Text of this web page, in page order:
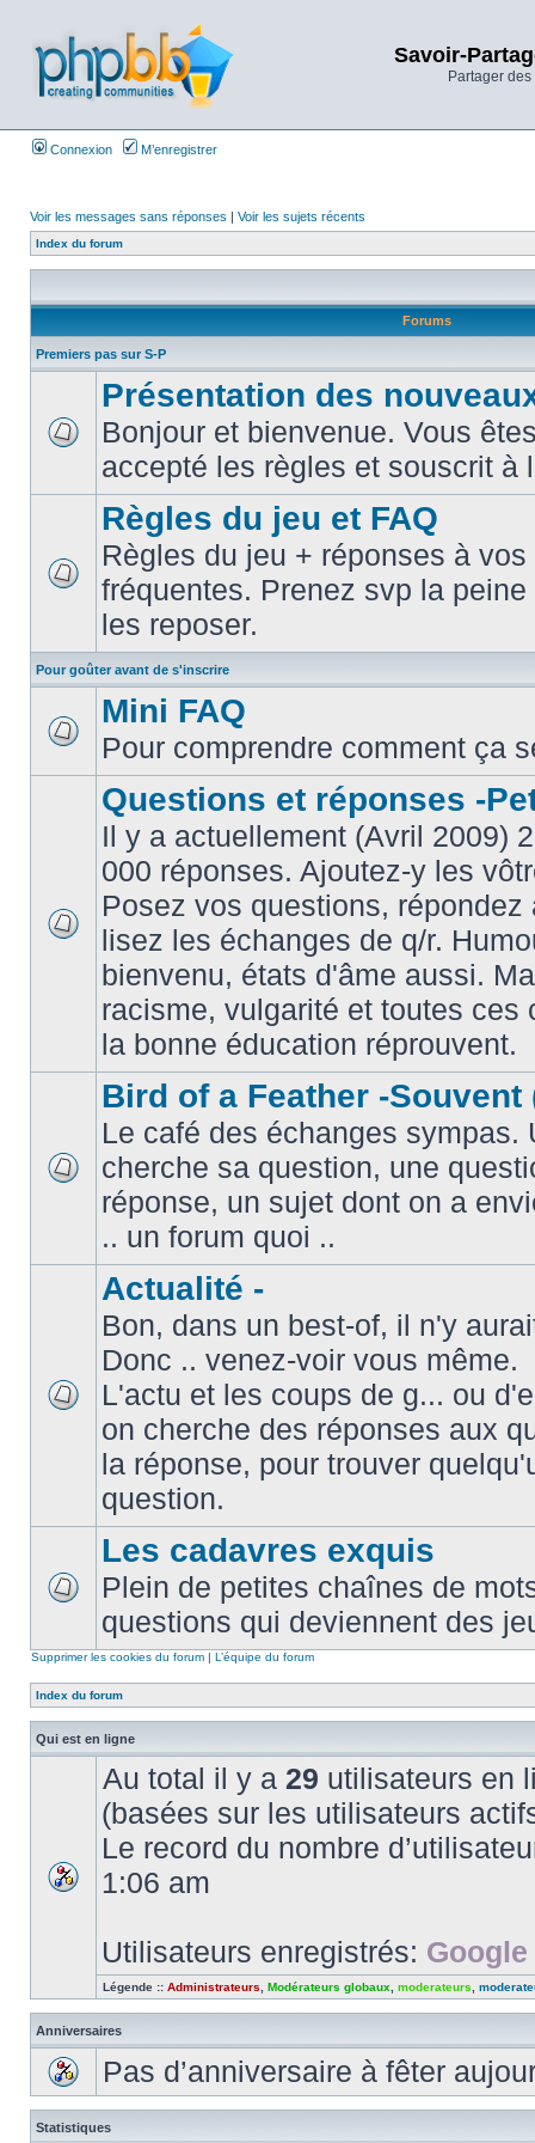
Savoir-
Partager
Connexion M’enregistrer
Voir les messages sans réponses | Voir les sujets récents
Index du forum
Forums
Premiers pas sur S-P
Présentation des
Bonjour et bienvenue. Vous
accepté les règles et souscrit à
Règles du jeu et FAQ
Règles du jeu + réponses à
fréquentes. Prenez svp la
les reposer.
Pour goûter avant de s'inscrire
Mini FAQ
Pour comprendre comment ça
Questions et réponses -
Il y a actuellement (Avril 2009)
000 réponses. Ajoutez-y les
Posez vos questions,
lisez les échanges de q/r.
bienvenu, états d'âme aussi.
racisme, vulgarité et toutes ces
la bonne éducation réprouvent.
Bird of a Feather -Souvent
Le café des échanges sympas.
cherche sa question, une
réponse, un sujet dont on a
.. un forum quoi ..
Actualité -
Bon, dans un best-of, il n'y
Donc .. venez-voir vous même.
L'actu et les coups de g... ou
on cherche des réponses aux
la réponse, pour trouver
question.
Les cadavres exquis
Plein de petites chaînes de
questions qui deviennent des
Supprimer les cookies du forum | L’équipe du forum
Index du forum
Qui est en ligne
Au total il y a 29 utilisateurs en
(basées sur les utilisateurs
Le record du nombre
1:06 am
Utilisateurs enregistrés:
Légende :: Administrateurs Modérateurs globaux moderateurs
Anniversaires
Pas d’anniversaire à fêter
Statistiques